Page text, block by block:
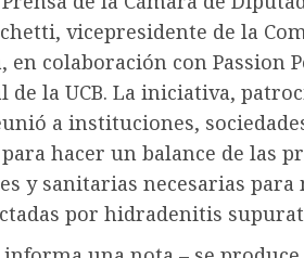
vicepresidente de la
en colaboración con Passion
de la UCB. La iniciativa,
a instituciones,
hacer un balance de las
y sanitarias necesarias
por hidradenitis